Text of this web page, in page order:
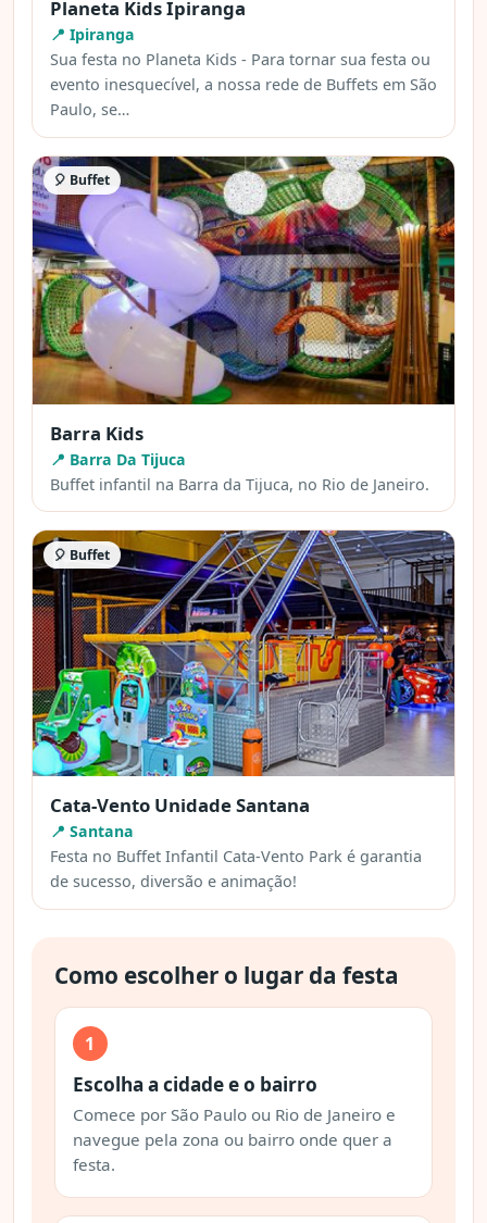
Planeta Kids Ipiranga
📍 Ipiranga
Sua festa no Planeta Kids - Para tornar sua festa ou
evento inesquecível, a nossa rede de Buffets em São
Paulo, se…
🎈 Buffet
Barra Kids
📍 Barra Da Tijuca
Buffet infantil na Barra da Tijuca, no Rio de Janeiro.
🎈 Buffet
Cata-Vento Unidade Santana
📍 Santana
Festa no Buffet Infantil Cata-Vento Park é garantia
de sucesso, diversão e animação!
Como escolher o lugar da festa
1
Escolha a cidade e o bairro
Comece por São Paulo ou Rio de Janeiro e
navegue pela zona ou bairro onde quer a
festa.